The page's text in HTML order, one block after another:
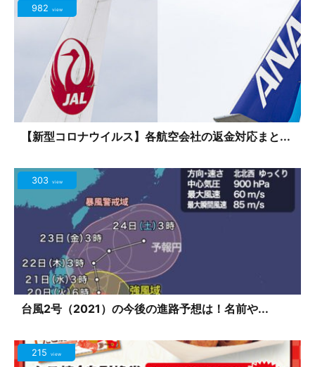
982 view
【新型コロナウイルス】各航空会社の返金対応まと...
303 view
台風2号（2021）の今後の進路予想は！名前や...
215 view